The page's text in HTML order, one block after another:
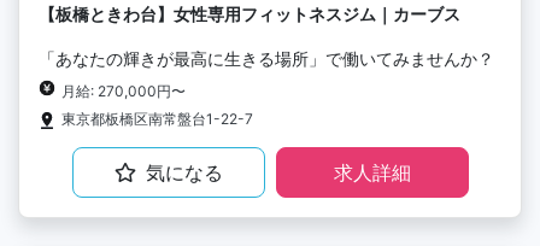
【板橋ときわ台】女性専用フィットネスジム｜カーブス
「あなたの輝きが最高に生きる場所」で働いてみませんか？
月給: 270,000円〜
東京都板橋区南常盤台1-22-7
気になる 求人詳細